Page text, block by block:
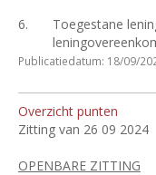
6.
Toegestane
Publicatiedatum: 18/09/
Overzicht punten
Zitting van 26 09 2024
OPENBARE ZITTING